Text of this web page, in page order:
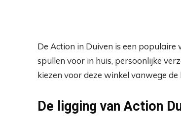
De Action in Duiven is een
spullen voor in huis, persoonlijke
kiezen voor deze winkel vanwege
De ligging van Action